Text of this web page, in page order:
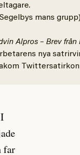
mans grupp)
Alpros – Brev
nya
far